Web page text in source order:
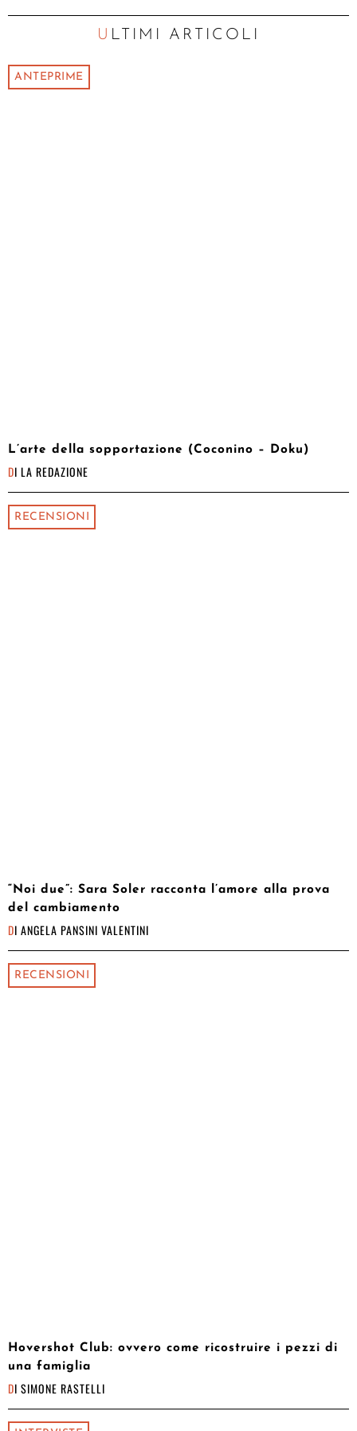
ULTIMI ARTICOLI
ANTEPRIME
L’arte della sopportazione (Coconino – Doku)
DI LA REDAZIONE
RECENSIONI
“Noi due”: Sara Soler racconta l’amore alla prova
del cambiamento
DI ANGELA PANSINI VALENTINI
RECENSIONI
Hovershot Club: ovvero come ricostruire i pezzi di
una famiglia
DI SIMONE RASTELLI